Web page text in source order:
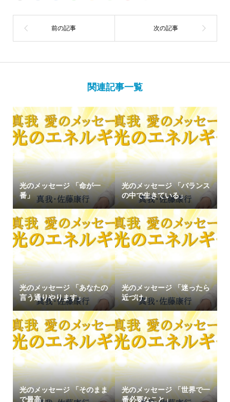
関連記事一覧
光のメッセージ 「命が一
番」
光のメッセージ 「バランス
の中で生きている」
光のメッセージ 「あなたの
言う通りやります」
光のメッセージ 「迷ったら
近づけ」
光のメッセージ 「そのまま
で最高」
光のメッセージ 「世界で一
番必要なこと」